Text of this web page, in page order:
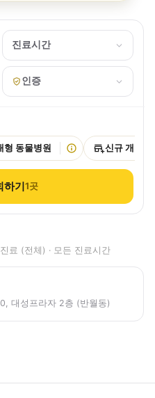
진료시간
인증
형 동물병원 신규 개원
하기1곳
료 (전체) · 모든 진료시간
대성프라자 2층 (반월동)